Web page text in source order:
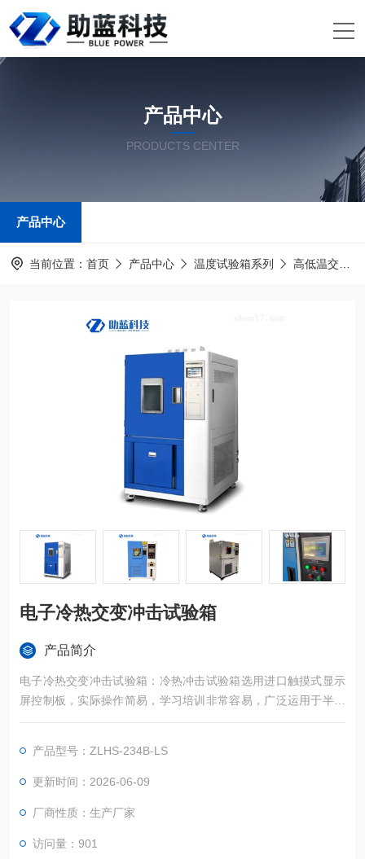
产品中心
PRODUCTS CENTER
产品中心
当前位置： 首页 产品中心 温度试验箱系列 高低温交变湿热试验箱
电子冷热交变冲击试验箱
产品简介
电子冷热交变冲击试验箱：冷热冲击试验箱选用进口触摸式显示
屏控制板，实际操作简易，学习培训非常容易，广泛运用于半导
体元器件、电子设备、塑胶五金构件化工原料和别的*用机器设备
产品型号：ZLHS-234B-LS
更新时间：2026-06-09
厂商性质：生产厂家
访问量：901